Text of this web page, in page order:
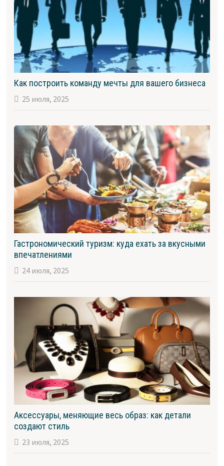
Как построить команду мечты для вашего бизнеса
25 июля, 2025
Гастрономический туризм: куда ехать за вкусными
впечатлениями
24 июля, 2025
Аксессуары, меняющие весь образ: как детали
создают стиль
23 июля, 2025